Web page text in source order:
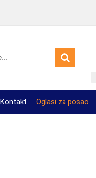
Kontakt Oglasi za posao